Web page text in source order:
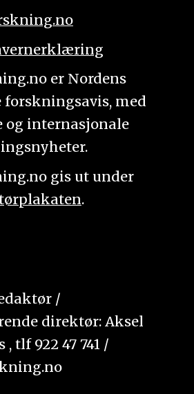
er Nordens
forskningsavis, med
og internasjonale
gis ut under
.
/
direktør: Aksel
tlf 922 47 741 /